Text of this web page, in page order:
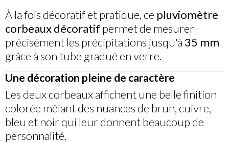
À la fois décoratif et pratique, ce pluviomètre
corbeaux décoratif permet de mesurer
précisément les précipitations jusqu'à 35 mm
grâce à son tube gradué en verre.
Une décoration pleine de caractère
Les deux corbeaux affichent une belle finition
colorée mêlant des nuances de brun, cuivre,
bleu et noir qui leur donnent beaucoup de
personnalité.